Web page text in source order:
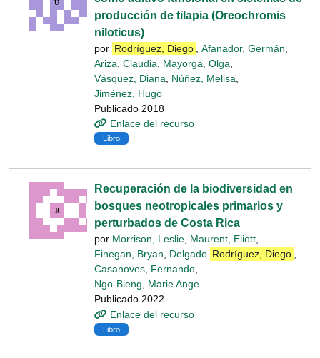
producción de tilapia (Oreochromis
niloticus)
por Rodríguez, Diego Afanador, Germán
Ariza, Claudia
Mayorga, Olga
Vásquez, Diana
Núñez, Melisa
Jiménez, Hugo
Publicado 2018
Enlace del recurso
Libro
Recuperación de la biodiversidad en
bosques neotropicales primarios y
perturbados de Costa Rica
por Morrison, Leslie, Maurent, Eliott,
Finegan, Bryan, Delgado Rodríguez, Diego ,
Casanoves, Fernando,
Ngo-Bieng, Marie Ange
Publicado 2022
Enlace del recurso
Libro